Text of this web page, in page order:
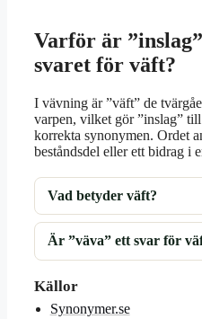
Varför är
svaret för väft?
I vävning är ”väft” de
varpen, vilket gör ”inslag”
korrekta synonymen. Ordet
beståndsdel eller ett bidrag i
Vad betyder väft?
Är ”väva” ett svar för
Källor
Synonymer.se